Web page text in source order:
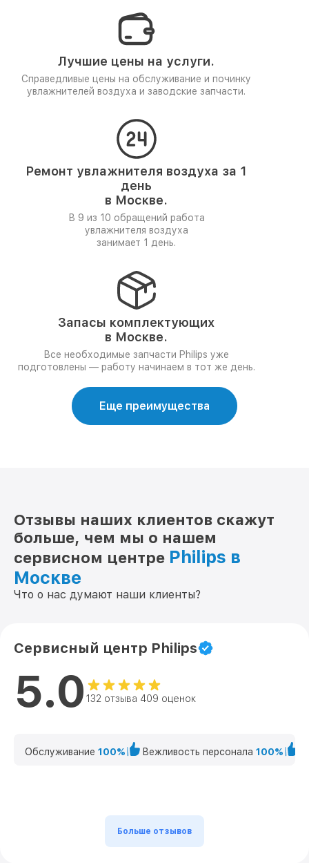
Лучшие цены на услуги.
Справедливые цены на обслуживание и починку
увлажнителей воздуха и заводские запчасти.
Ремонт увлажнителя воздуха за 1
день
в Москве.
В 9 из 10 обращений работа
увлажнителя воздуха
занимает 1 день.
Запасы комплектующих
в Москве.
Все необходимые запчасти Philips уже
подготовлены — работу начинаем в тот же день.
Еще преимущества
Отзывы наших клиентов скажут
больше, чем мы о нашем
сервисном центре Philips в
Москве
Что о нас думают наши клиенты?
Сервисный центр Philips
5.0 132 отзыва 409 оценок
Обслуживание 100% Вежливость персонала 100%
Больше отзывов